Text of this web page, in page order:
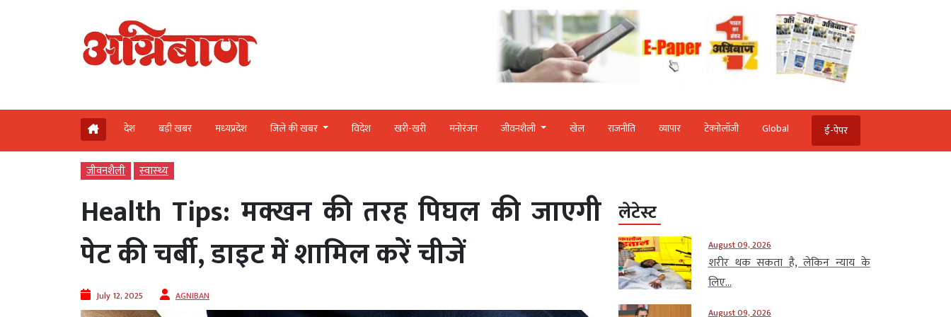
देश बड़ी खबर मध्‍यप्रदेश जिले की खबर विदेश खरी-खरी मनोरंजन जीवनशैली खेल राजनीति व्‍यापार टेक्‍नोलॉजी Global ई-पेपर
जीवनशैली स्‍वास्‍थ्‍य
Health Tips: मक्खन की तरह पिघल की जाएगी
पेट की चर्बी, डाइट में शामिल करें चीजें
July 12, 2025 AGNIBAN
लेटेस्ट
August 09, 2026
शरीर थक सकता है, लेकिन न्याय के
लिए...
August 09, 2026